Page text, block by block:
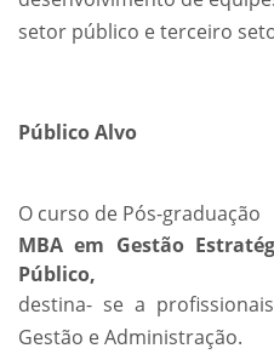
setor público e terceiro
Público Alvo
O curso de Pós-graduação
MBA em Gestão
Público,
destina- se a
Gestão e Administração.